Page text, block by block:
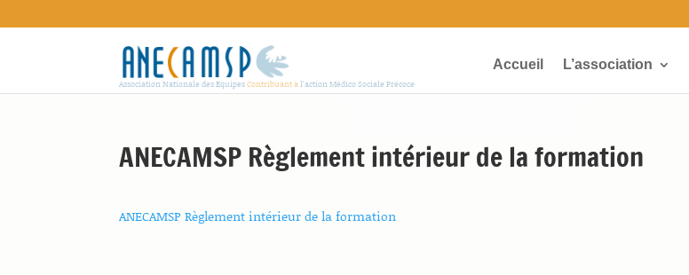
Association Nationale des EquipesContribuant àl'action Médico Sociale Précoce
Accueil L’association
ANECAMSP Règlement intérieur de la formation
ANECAMSP Règlement intérieur de la formation